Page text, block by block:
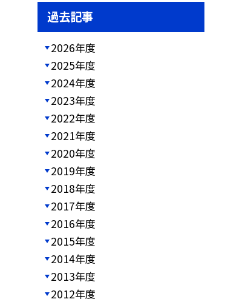
過去記事
2026年度
2025年度
2024年度
2023年度
2022年度
2021年度
2020年度
2019年度
2018年度
2017年度
2016年度
2015年度
2014年度
2013年度
2012年度